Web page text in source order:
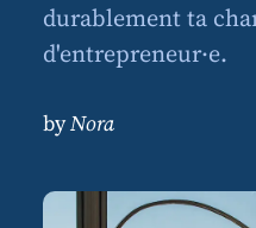
durablement ta
d'entrepreneur·e.
byNora